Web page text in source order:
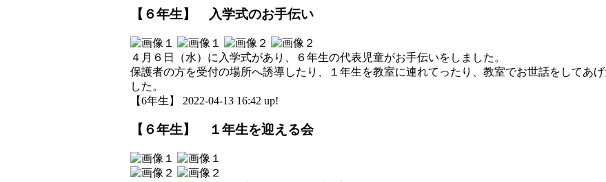
【６年生】 入学式のお手伝い
４月６日（水）に入学式があり、６年生の代表児童がお手伝いをしました。
保護者の方を受付の場所へ誘導したり、１年生を教室に連れてったり、教室でお世話をしてあ
した。
【6年生】 2022-04-13 16:42 up!
【６年生】 １年生を迎える会